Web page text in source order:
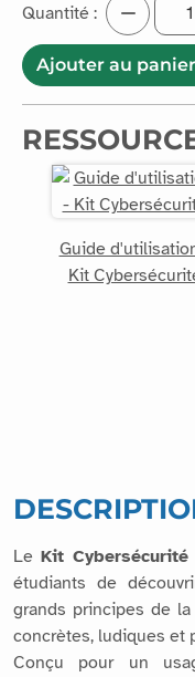
Quantité :
Ajouter au panier
Guide
Kit
LeKit
étudiants de
grands principes de
concrètes, ludiques et
Conçu pour un